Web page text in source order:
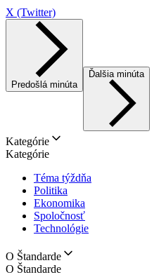
X (Twitter)
Predošlá minúta
Ďalšia minúta
Kategórie
Kategórie
Téma týždňa
Politika
Ekonomika
Spoločnosť
Technológie
O Štandarde
O Štandarde